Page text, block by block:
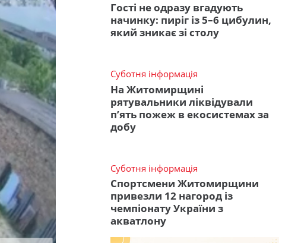
Гості не одразу вгадують
начинку: пиріг із 5–6 цибулин,
який зникає зі столу
Суботня інформація
На Житомирщині
рятувальники ліквідували
п’ять пожеж в екосистемах за
добу
Суботня інформація
Спортсмени Житомирщини
привезли 12 нагород із
чемпіонату України з
акватлону